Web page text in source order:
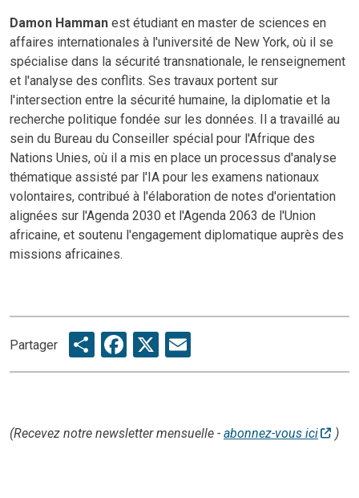
Damon Hamman est étudiant en master de sciences en
affaires internationales à l'université de New York, où il se
spécialise dans la sécurité transnationale, le renseignement
et l'analyse des conflits. Ses travaux portent sur
l'intersection entre la sécurité humaine, la diplomatie et la
recherche politique fondée sur les données. Il a travaillé au
sein du Bureau du Conseiller spécial pour l'Afrique des
Nations Unies, où il a mis en place un processus d'analyse
thématique assisté par l'IA pour les examens nationaux
volontaires, contribué à l'élaboration de notes d'orientation
alignées sur l'Agenda 2030 et l'Agenda 2063 de l'Union
africaine, et soutenu l'engagement diplomatique auprès des
missions africaines.
Partager ShareFacebook
X
(Recevez notre newsletter mensuelle - abonnez-vous ici )